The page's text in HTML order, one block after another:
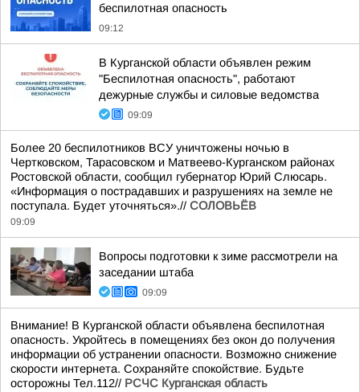
беспилотная опасность
09:12
В Курганской области объявлен режим
"Беспилотная опасность", работают
дежурные службы и силовые ведомства
09:09
Более 20 беспилотников ВСУ уничтожены ночью в
Чертковском, Тарасовском и Матвеево-Курганском районах
Ростовской области, сообщил губернатор Юрий Слюсарь.
«Информация о пострадавших и разрушениях на земле не
поступала. Будет уточняться».// СОЛОВЬЁВ
09:09
Вопросы подготовки к зиме рассмотрели на
заседании штаба
09:09
Внимание! В Курганской области объявлена беспилотная
опасность. Укройтесь в помещениях без окон до получения
информации об устранении опасности. Возможно снижение
скорости интернета. Сохраняйте спокойствие. Будьте
осторожны Тел.112// РСЧС Курганская область